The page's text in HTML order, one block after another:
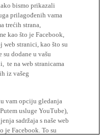
bismo prikazali
prilagođenih vama
trećih strana,
kao što je Facebook,
web stranici, kao što su
dodane u vašu
te na web stranicama
iz vašeg
vam opciju gledanja
usluge YouTube),
sadržaja s naše web
je Facebook. To su